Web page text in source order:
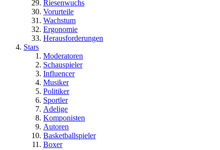
Riesenwuchs
Vorurteile
Wachstum
Ergonomie
Herausforderungen
Stars
Moderatoren
Schauspieler
Influencer
Musiker
Politiker
Sportler
Adelige
Komponisten
Autoren
Basketballspieler
Boxer